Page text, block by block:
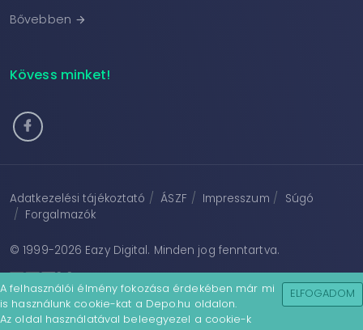
Bővebben arrow_forward
Kövess minket!
Adatkezelési tájékoztató ÁSZF Impresszum
Súgó
Forgalmazók
© 1999-2026 Eazy Digital. Minden jog fenntartva.
A felhasználói élmény fokozása érdekében már mi
is használunk cookie-kat a Depo.hu oldalon.
Az oldal használatával beleegyezel a cookie-k
ELFOGADOM